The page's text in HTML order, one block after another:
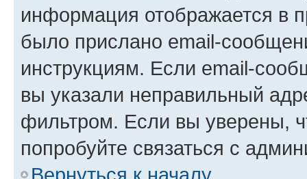
информация отображается в
было прислано email-
инструкциям. Если email-
вы указали неправильный
фильтром. Если вы уверены,
попробуйте связаться с
Вернуться к началу